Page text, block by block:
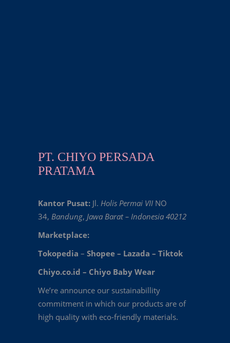
PT. CHIYO PERSADA
PRATAMA
Kantor Pusat: Jl. Holis Permai VII NO
34, Bandung, Jawa Barat – Indonesia 40212
Marketplace:
Tokopedia – Shopee – Lazada – Tiktok
Chiyo.co.id – Chiyo Baby Wear
We’re announce our sustainabillity
commitment in which our products are of
high quality with eco-friendly materials.